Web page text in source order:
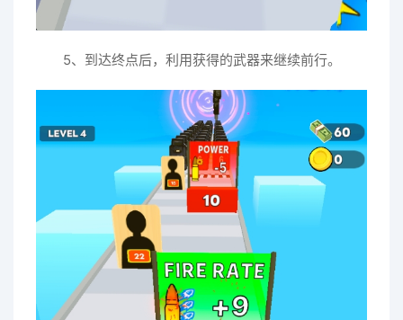
5、到达终点后，利用获得的武器来继续前行。